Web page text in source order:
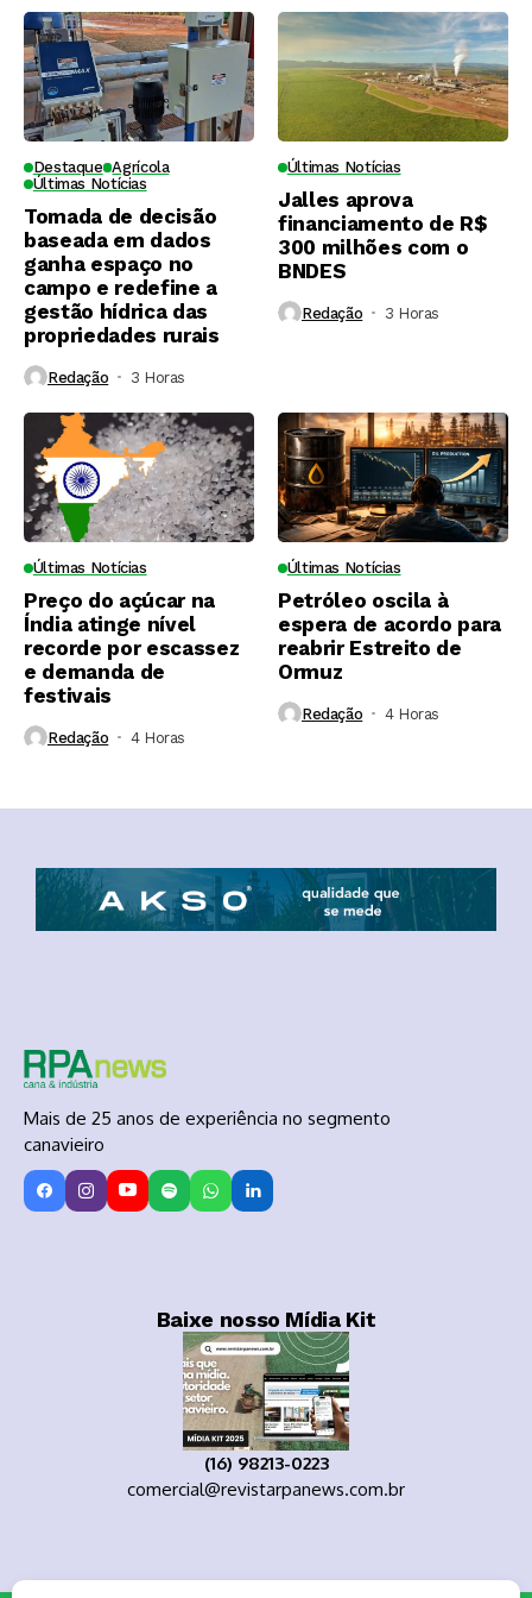
Destaque Agrícola
Últimas Notícias
Tomada de decisão
baseada em dados
ganha espaço no
campo e redefine a
gestão hídrica das
propriedades rurais
Redação 3 Horas ⁮
Últimas Notícias
Jalles aprova
financiamento de R$
300 milhões com o
BNDES
Redação 3 Horas ⁮
Últimas Notícias
Preço do açúcar na
Índia atinge nível
recorde por escassez
e demanda de
festivais
Redação 4 Horas ⁮
Últimas Notícias
Petróleo oscila à
espera de acordo para
reabrir Estreito de
Ormuz
Redação 4 Horas ⁮
Mais de 25 anos de experiência no segmento
canavieiro
Baixe nosso Mídia Kit
(16) 98213-0223
comercial@revistarpanews.com.br